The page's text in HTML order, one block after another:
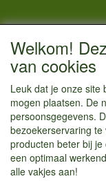
Vestigingsadres:
Hoofdweg 36
1433 JW
Tel : 06 125 82 112
Handelend onder
Welkom!
van cookies
Leuk dat je onze site
mogen plaatsen. De
persoonsgegevens.
bezoekerservaring
producten beter bij
een optimaal
alle vakjes aan!